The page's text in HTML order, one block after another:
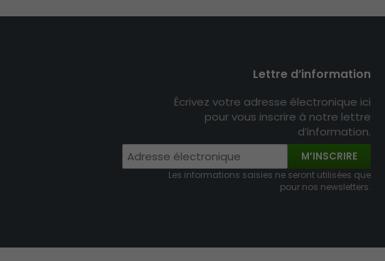
Lettre d’information
Écrivez votre adresse électronique ici
pour vous inscrire à notre lettre
d’information.
M’INSCRIRE
Les informations saisies ne seront utilisées que
pour nos newsletters.